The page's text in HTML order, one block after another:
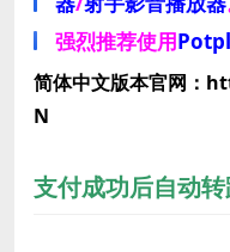
强烈推荐使用
简体中文版本官网
N
支付成功后自动转